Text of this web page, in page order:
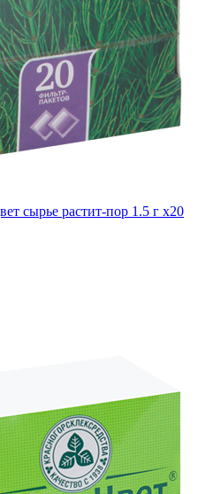
сырье растит-пор 1.5 г x20